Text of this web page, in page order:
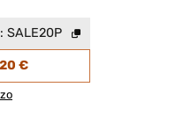
SALE20P
€